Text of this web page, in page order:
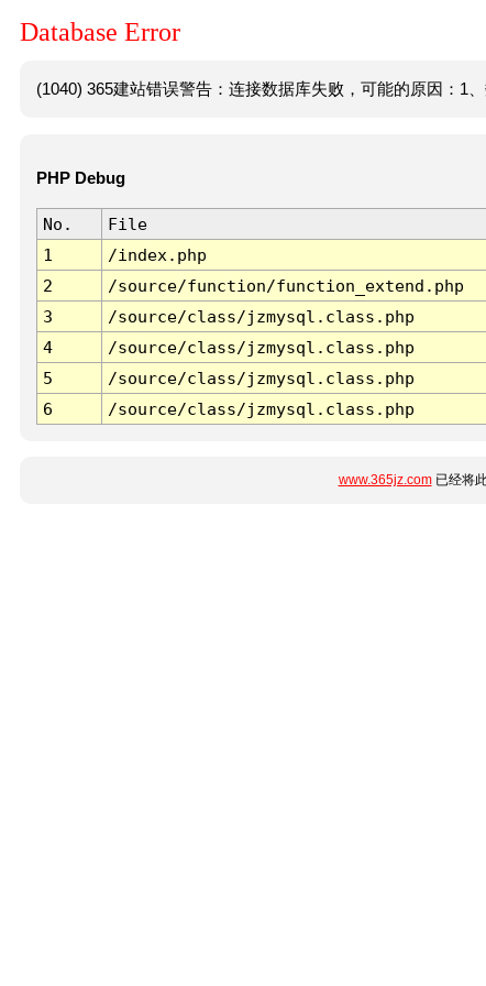
Database Error
(1040) 365建站错误警告：连接数据库失败，可能的原因：1
PHP Debug
No. File
1
/index.php
2
/source/function/function_extend.php
3
/source/class/jzmysql.class.php
4
/source/class/jzmysql.class.php
5
/source/class/jzmysql.class.php
6
/source/class/jzmysql.class.php
www.365jz.com已经将